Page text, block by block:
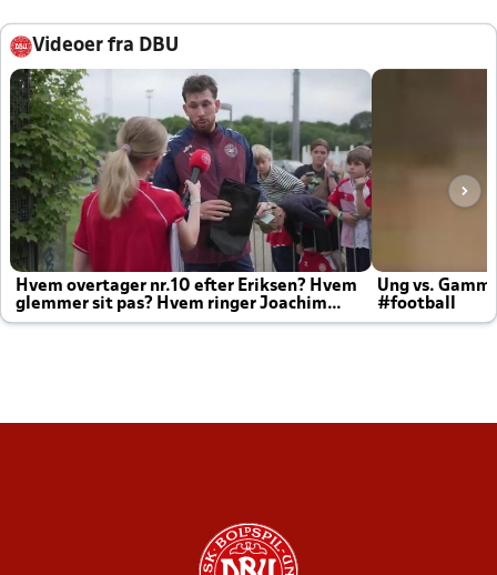
Videoer fra DBU
Hvem overtager nr.10 efter Eriksen? Hvem
glemmer sit pas? Hvem ringer Joachim
altid til efter kampe?
Ung vs.
#football